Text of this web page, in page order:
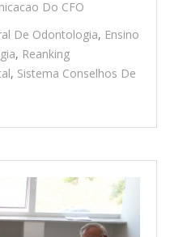
Do CFO
De Odontologia, Ensino
, Reanking
, Sistema Conselhos De